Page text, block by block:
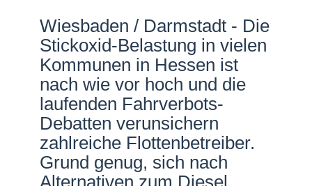
Netzwerke
Wiesbaden / Darmstadt - Die
Stickoxid-Belastung in vielen
Kommunen in Hessen ist
nach wie vor hoch und die
laufenden Fahrverbots-
Debatten verunsichern
zahlreiche Flottenbetreiber.
Grund genug, sich nach